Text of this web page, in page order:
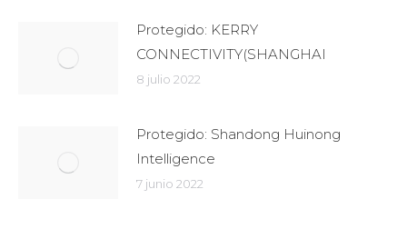
Protegido: KERRY
CONNECTIVITY(SHANGHAI
8 julio 2022
Protegido: Shandong Huinong
Intelligence
7 junio 2022